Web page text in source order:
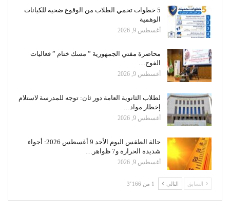
5 خطوات تحمي الطلاب من الوقوع ضحية للكيانات
الوهمية
أغسطس 9, 2026
محاضرة مفتي الجمهورية ” مسك ختام ” فعاليات
الفوج…
أغسطس 9, 2026
لطلاب الثانوية العامة دور ثان: توجه للمدرسة لاستلام
إخطار مواد…
أغسطس 9, 2026
حالة الطقس اليوم الأحد 9 أغسطس 2026: أجواء
شديدة الحرارة و7 ظواهر…
أغسطس 9, 2026
السابق التالي 1 من 3٬166